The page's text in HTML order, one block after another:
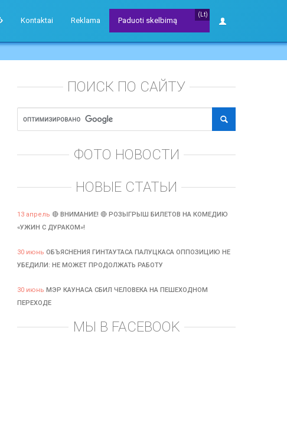
Kontaktai Reklama
(Lt)
Paduoti skelbimą
ПОИСК ПО САЙТУ
ФОТО НОВОСТИ
НОВЫЕ СТАТЬИ
13 апрель 🔴 ВНИМАНИЕ! 🔴 РОЗЫГРЫШ БИЛЕТОВ НА КОМЕДИЮ
«УЖИН С ДУРАКОМ»!
30 июнь ОБЪЯСНЕНИЯ ГИНТАУТАСА ПАЛУЦКАСА ОППОЗИЦИЮ НЕ
УБЕДИЛИ: НЕ МОЖЕТ ПРОДОЛЖАТЬ РАБОТУ
30 июнь МЭР КАУНАСА СБИЛ ЧЕЛОВЕКА НА ПЕШЕХОДНОМ
ПЕРЕХОДЕ
МЫ В FACEBOOK